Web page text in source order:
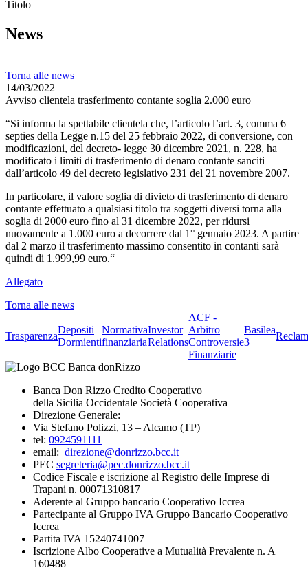
Titolo
News
Torna alle news
14/03/2022
Avviso clientela trasferimento contante soglia 2.000 euro
“Si informa la spettabile clientela che, l’articolo l’art. 3, comma 6
septies della Legge n.15 del 25 febbraio 2022, di conversione, con
modificazioni, del decreto- legge 30 dicembre 2021, n. 228, ha
modificato i limiti di trasferimento di denaro contante sanciti
dall’articolo 49 del decreto legislativo 231 del 21 novembre 2007.
In particolare, il valore soglia di divieto di trasferimento di denaro
contante effettuato a qualsiasi titolo tra soggetti diversi torna alla
soglia di 2000 euro fino al 31 dicembre 2022, per ridursi
nuovamente a 1.000 euro a decorrere dal 1° gennaio 2023. A partire
dal 2 marzo il trasferimento massimo consentito in contanti sarà
quindi di 1.999,99 euro.“
Allegato
Torna alle news
Trasparenza
Depositi
Dormienti
Normativa
finanziaria
Investor
Relations
ACF -
Arbitro
Controversie
Finanziarie
Basilea
3
Banca Don Rizzo Credito Cooperativo
della Sicilia Occidentale Società Cooperativa
Direzione Generale:
Via Stefano Polizzi, 13 – Alcamo (TP)
tel: 0924591111
email: direzione@donrizzo.bcc.it
PEC segreteria@pec.donrizzo.bcc.it
Codice Fiscale e iscrizione al Registro delle Imprese di
Trapani n. 00071310817
Aderente al Gruppo bancario Cooperativo Iccrea
Partecipante al Gruppo IVA Gruppo Bancario Cooperativo
Iccrea
Partita IVA 15240741007
Iscrizione Albo Cooperative a Mutualità Prevalente n. A
160488